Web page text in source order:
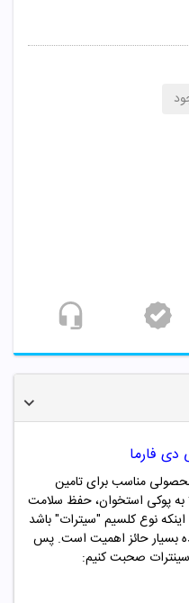
فارما
مناسب برای تامین
به پوکی استخوان، حفظ سلامت
نوع کلسیم "سیترات" باشد
بسیار حائز اهمیت است. پس
سینترات صحبت کنیم: